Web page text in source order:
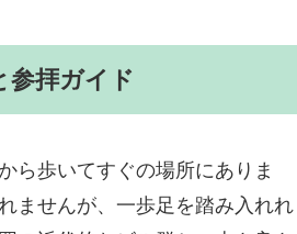
参拝ガイド
ら歩いてすぐの場所にありま
ませんが、一歩足を踏み入れれ